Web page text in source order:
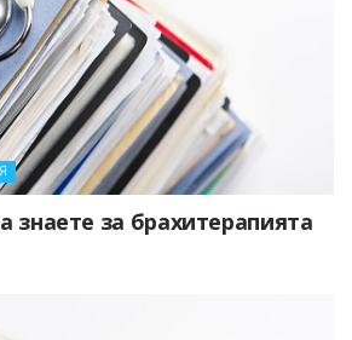
знаете за брахитерапията